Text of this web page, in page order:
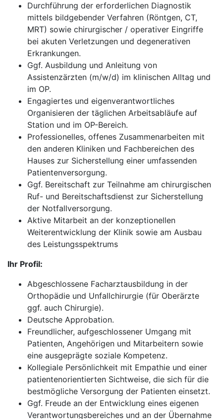
Durchführung der erforderlichen Diagnostik
mittels bildgebender Verfahren (Röntgen, CT,
MRT) sowie chirurgischer / operativer Eingriffe
bei akuten Verletzungen und degenerativen
Erkrankungen.
Ggf. Ausbildung und Anleitung von
Assistenzärzten (m/w/d) im klinischen Alltag und
im OP.
Engagiertes und eigenverantwortliches
Organisieren der täglichen Arbeitsabläufe auf
Station und im OP-Bereich.
Professionelles, offenes Zusammenarbeiten mit
den anderen Kliniken und Fachbereichen des
Hauses zur Sicherstellung einer umfassenden
Patientenversorgung.
Ggf. Bereitschaft zur Teilnahme am chirurgischen
Ruf- und Bereitschaftsdienst zur Sicherstellung
der Notfallversorgung.
Aktive Mitarbeit an der konzeptionellen
Weiterentwicklung der Klinik sowie am Ausbau
des Leistungsspektrums
Ihr Profil:
Abgeschlossene Facharztausbildung in der
Orthopädie und Unfallchirurgie (für Oberärzte
ggf. auch Chirurgie).
Deutsche Approbation.
Freundlicher, aufgeschlossener Umgang mit
Patienten, Angehörigen und Mitarbeitern sowie
eine ausgeprägte soziale Kompetenz.
Kollegiale Persönlichkeit mit Empathie und einer
patientenorientierten Sichtweise, die sich für die
bestmögliche Versorgung der Patienten einsetzt.
Ggf. Freude an der Entwicklung eines eigenen
Verantwortungsbereiches und an der Übernahme